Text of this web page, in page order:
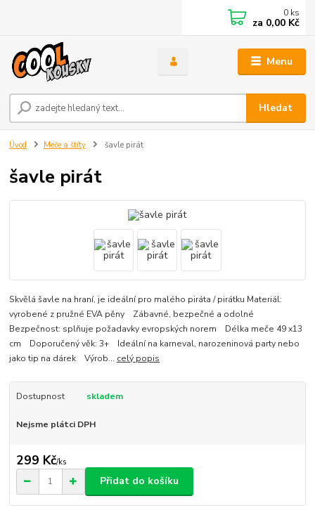
Menu
Hledat
0 ks
za 0,00 Kč
Úvod Meče a štíty šavle pirát
šavle pirát
Skvělá šavle na hraní, je ideální pro malého piráta / pirátku Materiál:
vyrobené z pružné EVA pěny Zábavné, bezpečné a odolné
Bezpečnost: splňuje požadavky evropských norem Délka meče 49 x13
cm Doporučený věk: 3+ Ideální na karneval, narozeninová party nebo
jako tip na dárek Výrob... celý popis
Dostupnost skladem
Nejsme plátci DPH
299 Kč/ks
Přidat do košíku